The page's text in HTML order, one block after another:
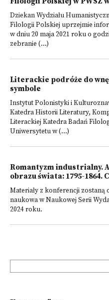
Dziekan Wydziału
Filologii Polskiej uprzejmie
w dniu 20 maja 2021 roku o
zebranie (...)
Literackie podróże do
symbole
Instytut Polonistyki i
Katedra Historii Literatury,
Literackiej Katedra Badań
Uniwersytetu w (...)
Romantyzm industrialny.
obrazu świata: 1795-1864.
Materiały z konferencji
naukowa w Naukowej Serii
2024 roku.